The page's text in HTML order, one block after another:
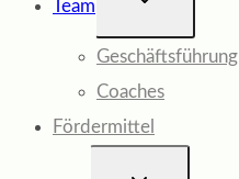
Team
Geschäftsführung
Coaches
Fördermittel
UNTERMENÜ